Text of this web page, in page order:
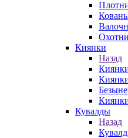
Киянки
Назад
Кувалды
Назад